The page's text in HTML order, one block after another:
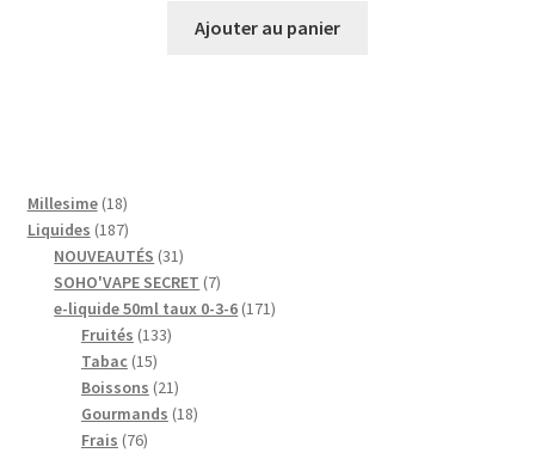
Ajouter au panier
Millesime 1818
produits
Liquides 187187
produits
NOUVEAUTÉS 3131
produits
SOHO'VAPE SECRET 77
produits
e-liquide 50ml taux 0-3-6 171171
Fruités 133133
Tabac 1515
produits
Boissons 2121
produits
Gourmands 1818
Frais 7676